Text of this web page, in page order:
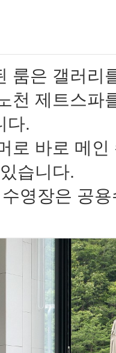
룸은 갤러리
천 제트스파
다.
로 바로 메
습니다.
영장은 공